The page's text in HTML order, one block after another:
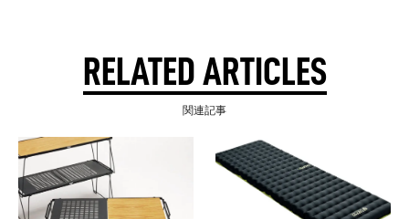
RELATED ARTICLES
関連記事